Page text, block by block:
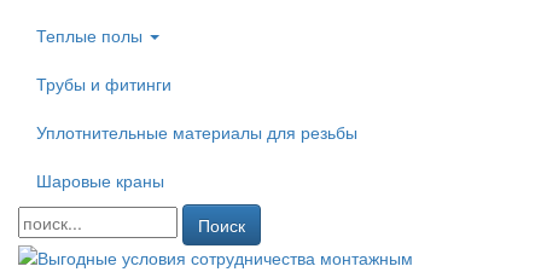
Теплые полы
Трубы и фитинги
Уплотнительные материалы для резьбы
Шаровые краны
Поиск